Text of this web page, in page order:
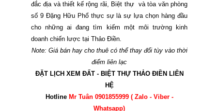
đắc địa và thiết kế rộng rãi, Biệt thự và tòa văn phòng
số 9 Đặng Hữu Phổ thực sự là sự lựa chọn hàng đầu
cho những ai đang tìm kiếm một môi trường kinh
doanh chiến lược tại Thảo Điền.
Note: Giá bán hay cho thuê có thể thay đổi tùy vào thời
điểm liên lạc
ĐẶT LỊCH XEM ĐẤT - BIỆT THỰ THẢO ĐIỀN LIÊN
HỆ
Hotline Mr Tuân 0901855999 ( Zalo - Viber -
Whatsapp)